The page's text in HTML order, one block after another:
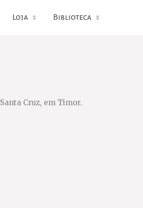
Loja Biblioteca
Cruz, em Timor.